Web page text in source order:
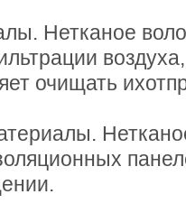
Нетканое
очищать